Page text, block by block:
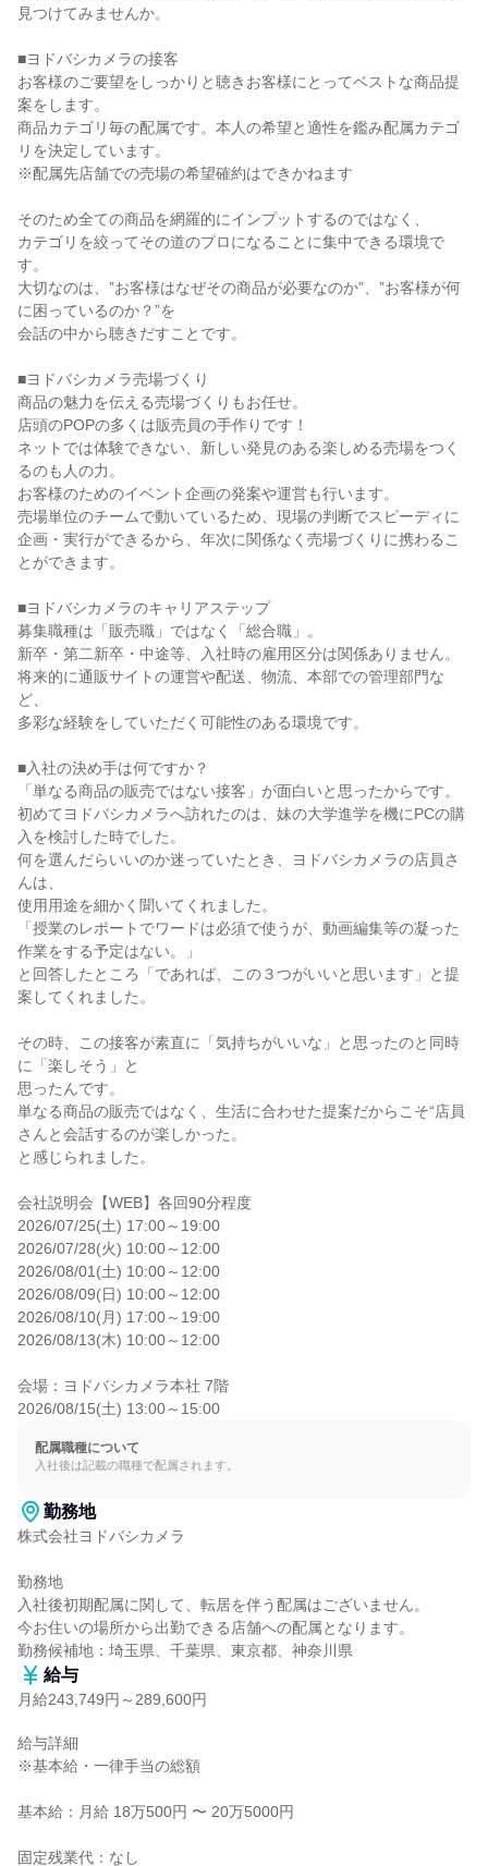
見つけてみませんか。
■ヨドバシカメラの接客
お客様のご要望をしっかりと聴きお客様にとってベストな商品提
案をします。
商品カテゴリ毎の配属です。本人の希望と適性を鑑み配属カテゴ
リを決定しています。
※配属先店舗での売場の希望確約はできかねます
そのため全ての商品を網羅的にインプットするのではなく、
カテゴリを絞ってその道のプロになることに集中できる環境で
す。
大切なのは、”お客様はなぜその商品が必要なのか”、”お客様が何
に困っているのか？”を
会話の中から聴きだすことです。
■ヨドバシカメラ売場づくり
商品の魅力を伝える売場づくりもお任せ。
店頭のPOPの多くは販売員の手作りです！
ネットでは体験できない、新しい発見のある楽しめる売場をつく
るのも人の力。
お客様のためのイベント企画の発案や運営も行います。
売場単位のチームで動いているため、現場の判断でスピーディに
企画・実行ができるから、年次に関係なく売場づくりに携わるこ
とができます。
■ヨドバシカメラのキャリアステップ
募集職種は「販売職」ではなく「総合職」。
新卒・第二新卒・中途等、入社時の雇用区分は関係ありません。
将来的に通販サイトの運営や配送、物流、本部での管理部門な
ど、
多彩な経験をしていただく可能性のある環境です。
■入社の決め手は何ですか？
「単なる商品の販売ではない接客」が面白いと思ったからです。
初めてヨドバシカメラへ訪れたのは、妹の大学進学を機にPCの購
入を検討した時でした。
何を選んだらいいのか迷っていたとき、ヨドバシカメラの店員さ
んは、
使用用途を細かく聞いてくれました。
「授業のレポートでワードは必須で使うが、動画編集等の凝った
作業をする予定はない。」
と回答したところ「であれば、この３つがいいと思います」と提
案してくれました。
その時、この接客が素直に「気持ちがいいな」と思ったのと同時
に「楽しそう」と
思ったんです。
単なる商品の販売ではなく、生活に合わせた提案だからこそ“店員
さんと会話するのが楽しかった。
と感じられました。
会社説明会【WEB】各回90分程度
2026/07/25(土) 17:00～19:00
2026/07/28(火) 10:00～12:00
2026/08/01(土) 10:00～12:00
2026/08/09(日) 10:00～12:00
2026/08/10(月) 17:00～19:00
2026/08/13(木) 10:00～12:00
会場：ヨドバシカメラ本社 7階
2026/08/15(土) 13:00～15:00
配属職種について
入社後は記載の職種で配属されます。
勤務地
株式会社ヨドバシカメラ
勤務地
入社後初期配属に関して、転居を伴う配属はございません。
今お住いの場所から出勤できる店舗への配属となります。
勤務候補地：埼玉県、千葉県、東京都、神奈川県
給与
月給243,749円～289,600円
給与詳細
※基本給・一律手当の総額
基本給：月給 18万500円 〜 20万5000円
固定残業代：なし